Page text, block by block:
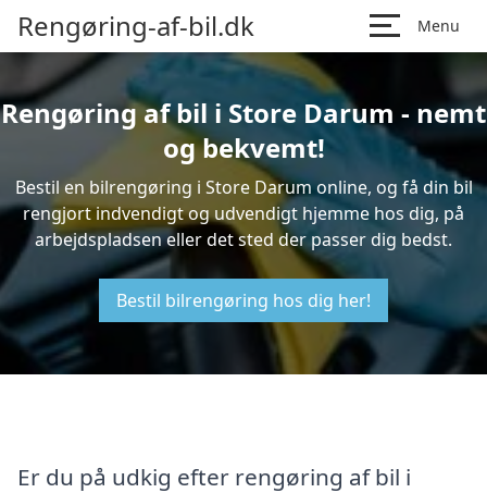
Rengøring-af-bil.dk Menu
Rengøring af bil i Store Darum - nemt
og bekvemt!
Bestil en bilrengøring i Store Darum online, og få din bil
rengjort indvendigt og udvendigt hjemme hos dig, på
arbejdspladsen eller det sted der passer dig bedst.
Bestil bilrengøring hos dig her!
Er du på udkig efter rengøring af bil i